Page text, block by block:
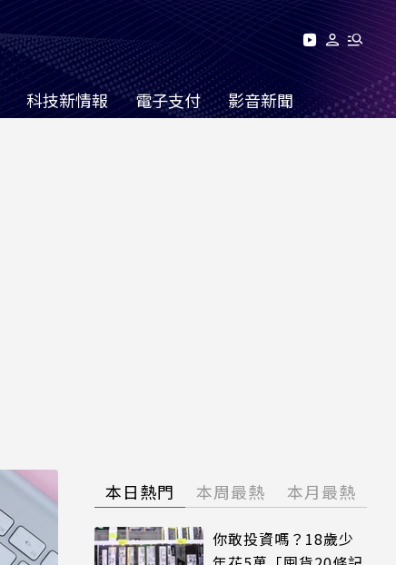
科技新情報 電子支付 影音新聞
本日熱門 本周最熱 本月最熱
你敢投資嗎？18歲少